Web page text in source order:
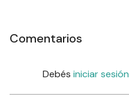
Comentarios
Debés iniciar sesión